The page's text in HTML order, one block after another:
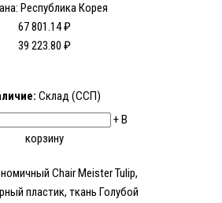
Республика Корея
67 801.14 ₽
39 223.80 ₽
Склад (ССП)
+В
корзину
Chair Meister Tulip,
пластик, ткань Голубой